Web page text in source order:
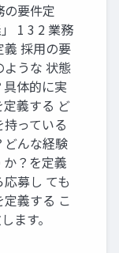
の要件定
1 3 2 業務
義 採⽤の要
うな 状態
体的に実
義する ど
っている
どんな経験
？を定義
募し ても
義する こ
ます。